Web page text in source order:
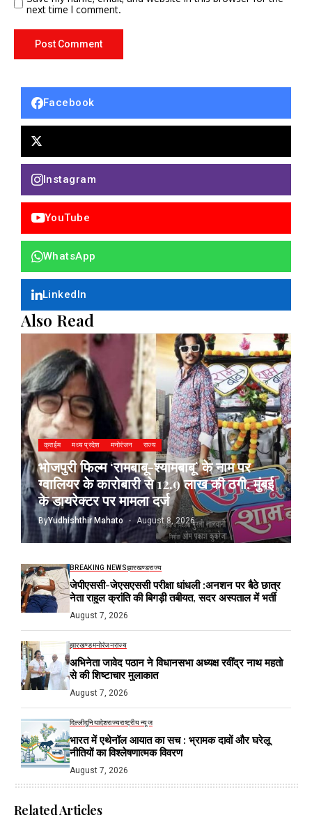
next time I comment.
Facebook
Instagram
YouTube
WhatsApp
LinkedIn
Also Read
क्राईम मध्य प्रदेश मनोरंजन राज्य
भोजपुरी फिल्म ‘रामबाबू-श्यामबाबू’ के नाम पर
ग्वालियर के कारोबारी से 12.9 लाख की ठगी, मुंबई
के डायरेक्टर पर मामला दर्ज
ByYudhishthir Mahato August 8, 2026
BREAKING NEWSझारखण्डराज्य
जेपीएससी-जेएसएससी परीक्षा धांधली :अनशन पर बैठे छात्र
नेता राहुल क्रांति की बिगड़ी तबीयत, सदर अस्पताल में भर्ती
August 7, 2026
झारखण्डमनोरंजनराज्य
अभिनेता जावेद पठान ने विधानसभा अध्यक्ष रवींद्र नाथ महतो
से की शिष्टाचार मुलाकात
August 7, 2026
दिल्लीदुनियादेशराज्यराष्ट्रीय न्यूज
भारत में एथेनॉल आयात का सच : भ्रामक दावों और घरेलू
नीतियों का विश्लेषणात्मक विवरण
August 7, 2026
Related Articles